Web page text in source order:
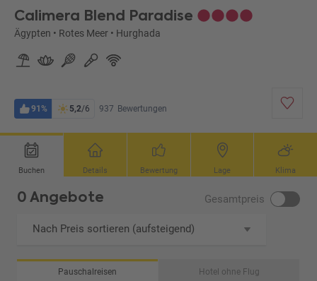
Calimera Blend Paradise
Ägypten • Rotes Meer • Hurghada
91% 5,2/6 937 Bewertungen
Buchen Details Bewertung Lage Klima
0 Angebote Gesamtpreis
Nach Preis sortieren (aufsteigend)
Pauschalreisen Hotel ohne Flug